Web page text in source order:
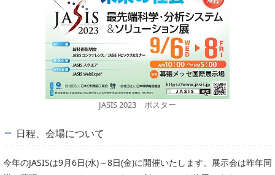
JASIS 2023 ポスター
日程、会場について
今年のJASISは9月6日(水)～8日(金)に開催いたします。展示会は昨年同